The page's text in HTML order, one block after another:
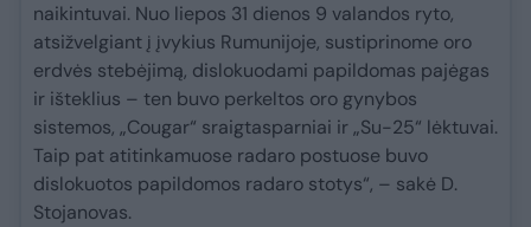
naikintuvai. Nuo liepos 31 dienos 9 valandos ryto,
atsižvelgiant į įvykius Rumunijoje, sustiprinome oro
erdvės stebėjimą, dislokuodami papildomas pajėgas
ir išteklius – ten buvo perkeltos oro gynybos
sistemos, „Cougar“ sraigtasparniai ir „Su-25“ lėktuvai.
Taip pat atitinkamuose radaro postuose buvo
dislokuotos papildomos radaro stotys“, – sakė D.
Stojanovas.